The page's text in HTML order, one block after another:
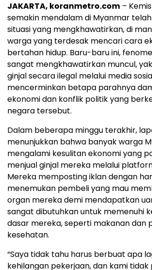
JAKARTA, koranmetro.com –
semakin mendalam di Myanmar
situasi yang mengkhawatirkan, di
warga yang terdesak mencari cara
bertahan hidup. Baru-baru ini,
sangat mengkhawatirkan muncul,
ginjal secara ilegal melalui media
mencerminkan betapa parahnya
ekonomi dan konflik politik yang
negara tersebut.
Dalam beberapa minggu terakhir,
menunjukkan bahwa banyak warga
mengalami kesulitan ekonomi yang
menjual ginjal mereka melalui
Mereka memposting iklan dengan
menemukan pembeli yang mau
organ mereka demi mendapatkan
sangat dibutuhkan untuk memenuhi
dasar mereka, seperti makanan dan
kesehatan.
“Saya tidak tahu harus berbuat apa
kehilangan pekerjaan, dan kami tidak